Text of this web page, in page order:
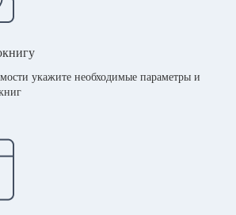
укажите необходимые параметры и